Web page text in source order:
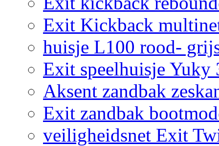
Exit Kickback
huisje L100 rood-
Exit speelhuisje Yuky
Aksent zandbak
Exit zandbak
veiligheidsnet Exit